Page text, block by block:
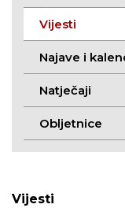
Vijesti
Najave i
Natječaji
Obljetnice
Vijesti